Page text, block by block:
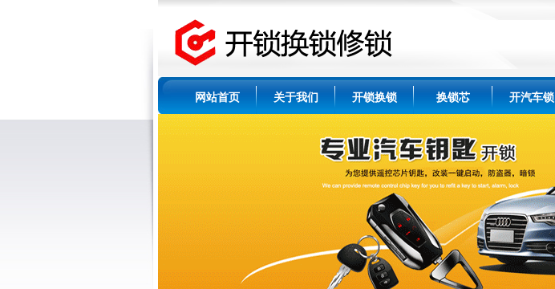
网站首页 关于我们 开锁换锁 换锁芯 开汽车锁